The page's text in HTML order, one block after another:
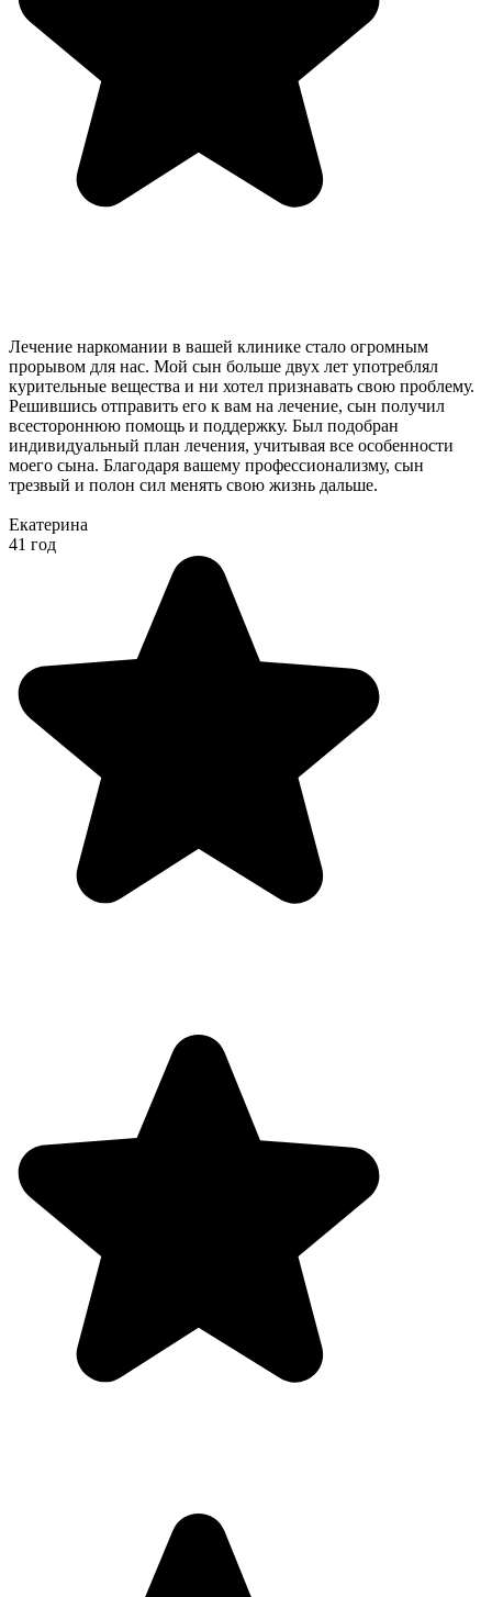
Лечение наркомании в вашей клинике стало огромным
прорывом для нас. Мой сын больше двух лет употреблял
курительные вещества и ни хотел признавать свою проблему.
Решившись отправить его к вам на лечение, сын получил
всестороннюю помощь и поддержку. Был подобран
индивидуальный план лечения, учитывая все особенности
моего сына. Благодаря вашему профессионализму, сын
трезвый и полон сил менять свою жизнь дальше.
Екатерина
41 год